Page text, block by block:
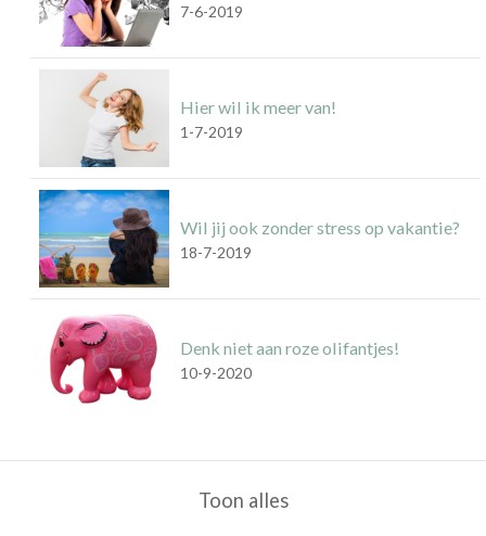
7-6-2019
Hier wil ik meer van!
1-7-2019
Wil jij ook zonder stress op vakantie?
18-7-2019
Denk niet aan roze olifantjes!
10-9-2020
Toon alles